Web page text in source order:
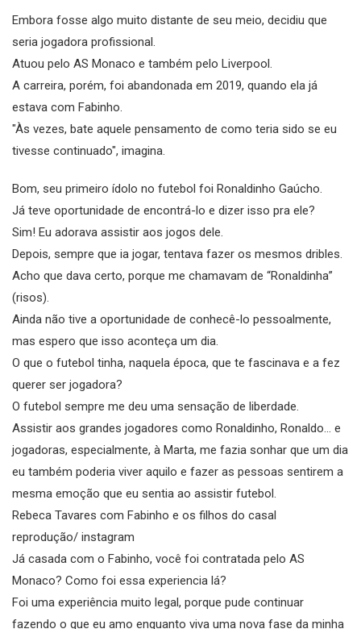
Embora fosse algo muito distante de seu meio, decidiu que
seria jogadora profissional.
Atuou pelo AS Monaco e também pelo Liverpool.
A carreira, porém, foi abandonada em 2019, quando ela já
estava com Fabinho.
"Às vezes, bate aquele pensamento de como teria sido se eu
tivesse continuado", imagina.
Bom, seu primeiro ídolo no futebol foi Ronaldinho Gaúcho.
Já teve oportunidade de encontrá-lo e dizer isso pra ele?
Sim! Eu adorava assistir aos jogos dele.
Depois, sempre que ia jogar, tentava fazer os mesmos dribles.
Acho que dava certo, porque me chamavam de “Ronaldinha”
(risos).
Ainda não tive a oportunidade de conhecê-lo pessoalmente,
mas espero que isso aconteça um dia.
O que o futebol tinha, naquela época, que te fascinava e a fez
querer ser jogadora?
O futebol sempre me deu uma sensação de liberdade.
Assistir aos grandes jogadores como Ronaldinho, Ronaldo… e
jogadoras, especialmente, à Marta, me fazia sonhar que um dia
eu também poderia viver aquilo e fazer as pessoas sentirem a
mesma emoção que eu sentia ao assistir futebol.
Rebeca Tavares com Fabinho e os filhos do casal
reprodução/ instagram
Já casada com o Fabinho, você foi contratada pelo AS
Monaco? Como foi essa experiencia lá?
Foi uma experiência muito legal, porque pude continuar
fazendo o que eu amo enquanto viva uma nova fase da minha